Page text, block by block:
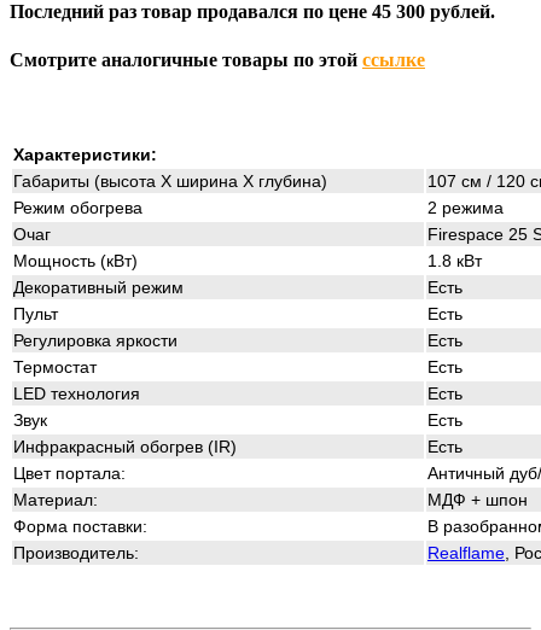
Последний раз товар продавался по цене 45 300 рублей.
Смотрите аналогичные товары по этой ссылке
Характеристики:
Габариты (высота Х ширина Х глубина)
107 см / 120
Режим обогрева
2 режима
Очаг
Firespace 25
Мощность (кВт)
1.8 кВт
Декоративный режим
Есть
Пульт
Есть
Регулировка яркости
Есть
Термостат
Есть
LED технология
Есть
Звук
Есть
Инфракрасный обогрев (IR)
Есть
Цвет портала:
Античный
Материал:
МДФ + шпон
Форма поставки:
В
Производитель:
Realflame ,